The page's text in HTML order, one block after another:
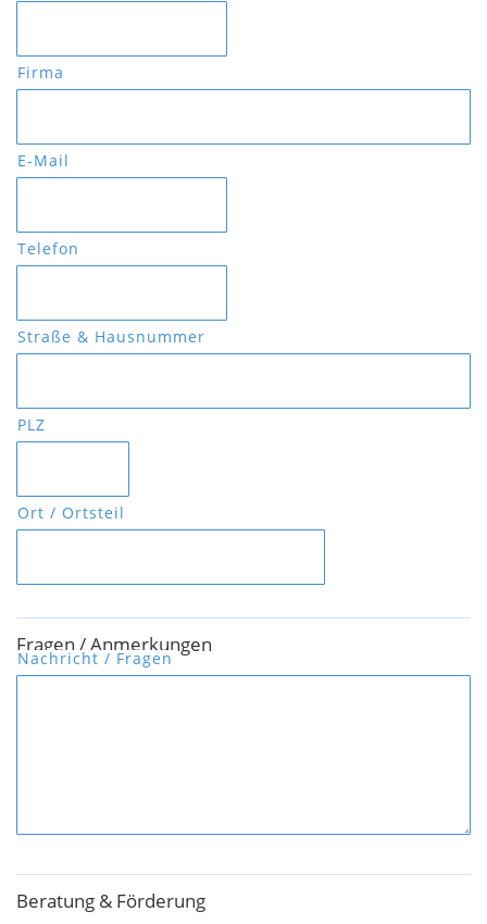
Firma
E-Mail
Telefon
Straße & Hausnummer
PLZ
Ort / Ortsteil
Fragen / Anmerkungen
Nachricht / Fragen
Beratung & Förderung